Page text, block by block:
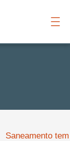
Saneamento tem